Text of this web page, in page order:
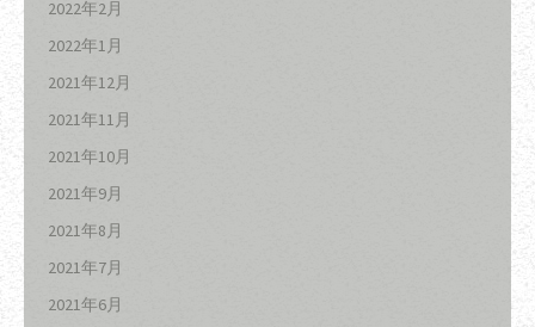
2022年2月
2022年1月
2021年12月
2021年11月
2021年10月
2021年9月
2021年8月
2021年7月
2021年6月